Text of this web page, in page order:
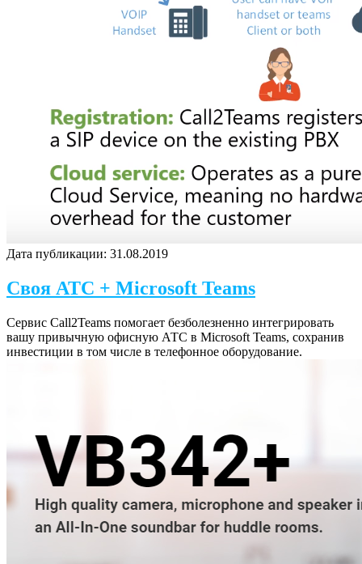
Дата публикации: 31.08.2019
Своя АТС + Microsoft Teams
Сервис Call2Teams помогает безболезненно интегрировать
вашу привычную офисную АТС в Microsoft Teams, сохранив
инвестиции в том числе в телефонное оборудование.